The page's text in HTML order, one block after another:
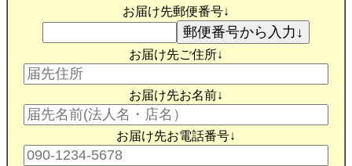
お届け先郵便番号↓
お届け先ご住所↓
お届け先お名前↓
お届け先お電話番号↓